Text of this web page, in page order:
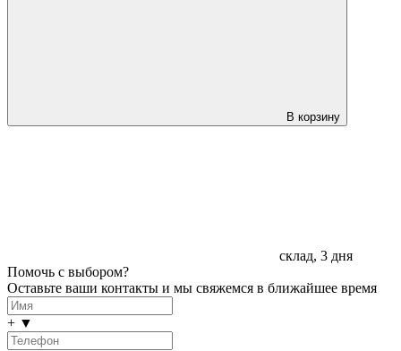
В корзину
склад, 3 дня
Помочь с выбором?
Оставьте ваши контакты и мы свяжемся в ближайшее время
+ ▼